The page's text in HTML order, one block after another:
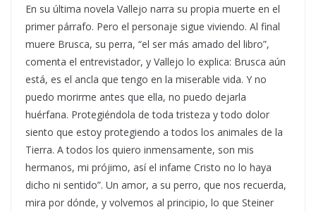
En su última novela Vallejo narra su propia muerte en el
primer párrafo. Pero el personaje sigue viviendo. Al final
muere Brusca, su perra, “el ser más amado del libro”,
comenta el entrevistador, y Vallejo lo explica: Brusca aún
está, es el ancla que tengo en la miserable vida. Y no
puedo morirme antes que ella, no puedo dejarla
huérfana. Protegiéndola de toda tristeza y todo dolor
siento que estoy protegiendo a todos los animales de la
Tierra. A todos los quiero inmensamente, son mis
hermanos, mi prójimo, así el infame Cristo no lo haya
dicho ni sentido”. Un amor, a su perro, que nos recuerda,
mira por dónde, y volvemos al principio, lo que Steiner